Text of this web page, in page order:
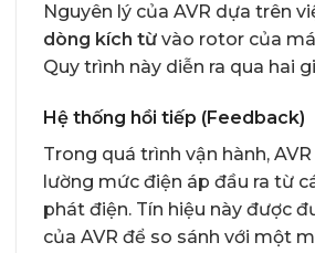
Nguyên lý của AVR dựa trên
dòng kích từ vào rotor của
Quy trình này diễn ra qua hai
Hệ thống hồi tiếp (Feedback)
Trong quá trình vận hành,
lường mức điện áp đầu ra từ
phát điện. Tín hiệu này được
của AVR để so sánh với một